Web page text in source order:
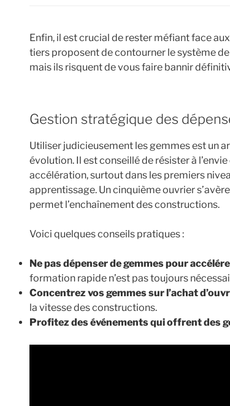
Enfin, il est crucial de rester méfiant face
tiers proposent de contourner le système
mais ils risquent de vous faire bannir
Gestion stratégique des
Utiliser judicieusement les gemmes est un
évolution. Il est conseillé de résister à
accélération, surtout dans les premiers
apprentissage. Un cinquième ouvrier
permet l’enchaînement des constructions.
Voici quelques conseils pratiques :
Ne pas dépenser de gemmes pour
formation rapide n’est pas toujours
Concentrez vos gemmes sur l’achat
la vitesse des constructions.
Profitez des événements qui offrent des